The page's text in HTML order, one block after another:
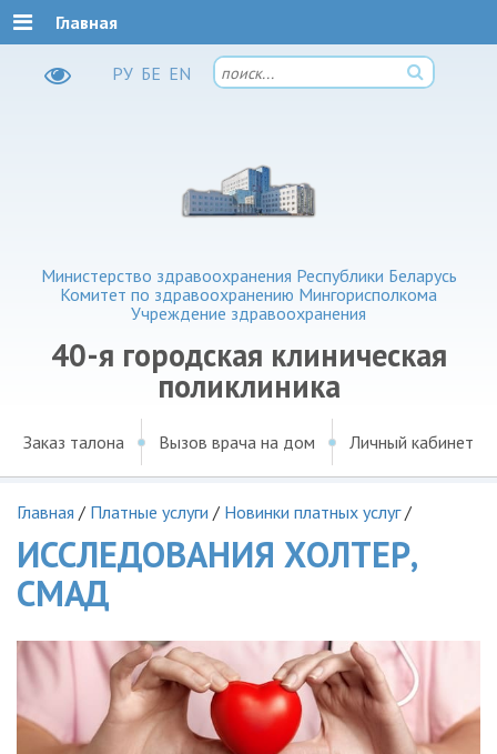
РУ БЕ EN
Министерство здравоохранения Республики Беларусь
Комитет по здравоохранению Мингорисполкома
Учреждение здравоохранения
40-я городская клиническая
поликлиника
Главная
Заказ талона Вызов врача на дом Личный кабинет
Главная / Платные услуги / Новинки платных услуг/
ИССЛЕДОВАНИЯ ХОЛТЕР,
СМАД